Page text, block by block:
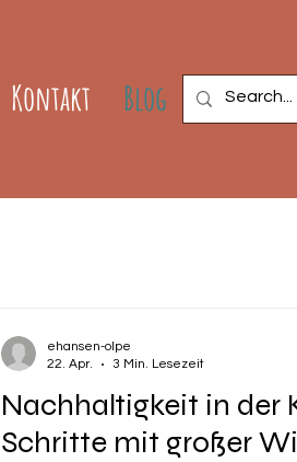
Kontakt Blog
Nachhaltigkeit in der
Schritte mit großer
ehansen-olpe
22. Apr.
3 Min. Lesezeit